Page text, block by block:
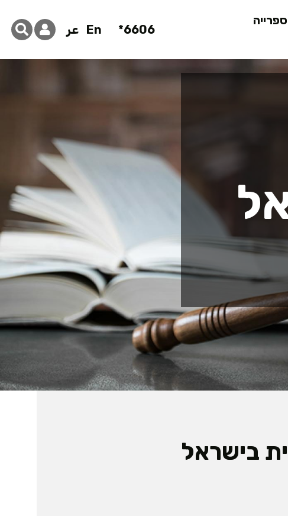
6606*
En عر
בישראל